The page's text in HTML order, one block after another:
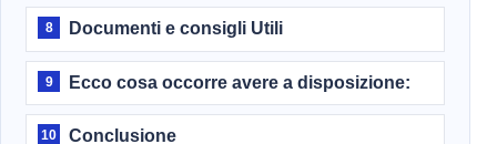
8 Documenti e consigli Utili
9 Ecco cosa occorre avere a disposizione:
10 Conclusione